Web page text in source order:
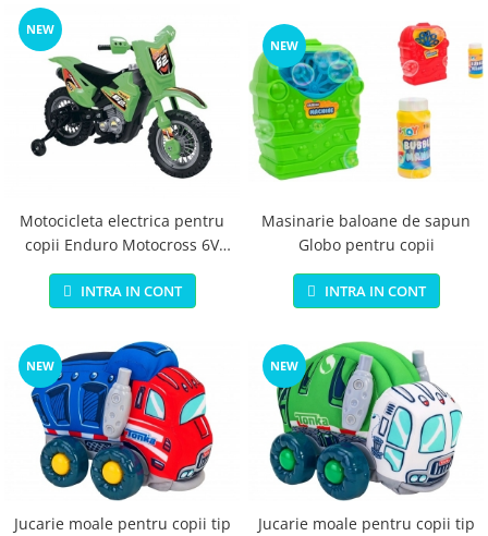
NEW
Motocicleta electrica pentru
copii Enduro Motocross 6V
parinte
INTRA IN CONT
NEW
Masinarie baloane de sapun
Globo pentru copii
INTRA IN CONT
NEW
Jucarie moale pentru copii tip
NEW
Jucarie moale pentru copii tip